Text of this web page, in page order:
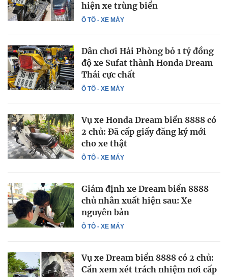
Ô TÔ - XE MÁY
hiện xe trùng biển
Ô TÔ - XE MÁY
Dân chơi Hải Phòng bỏ 1 tỷ đồng
độ xe Sufat thành Honda Dream
Thái cực chất
Ô TÔ - XE MÁY
Vụ xe Honda Dream biển 8888 có
2 chủ: Đã cấp giấy đăng ký mới
cho xe thật
Ô TÔ - XE MÁY
Giám định xe Dream biển 8888
chủ nhân xuất hiện sau: Xe
nguyên bản
Vụ xe Dream biển 8888 có 2 chủ:
Cần xem xét trách nhiệm nơi cấp